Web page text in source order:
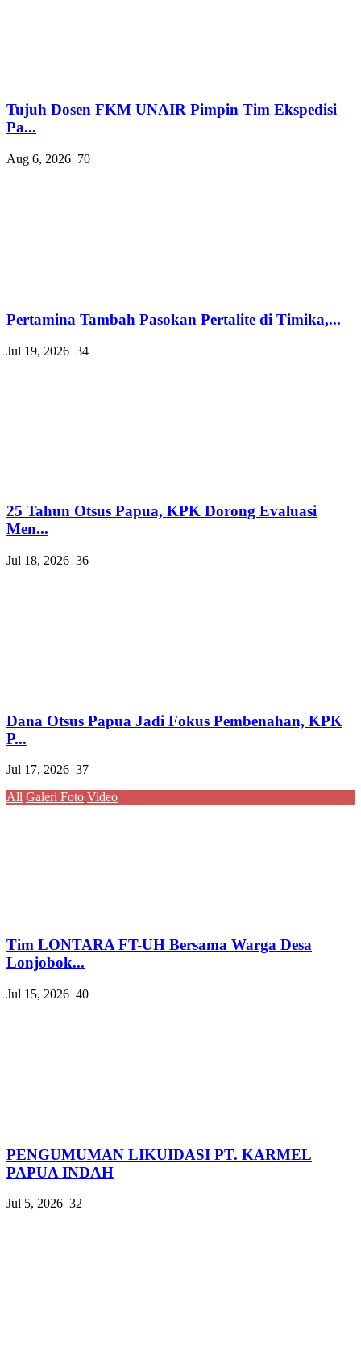
Tujuh Dosen FKM UNAIR Pimpin Tim Ekspedisi
Pa...
Aug 6, 2026 70
Pertamina Tambah Pasokan Pertalite di Timika,...
Jul 19, 2026 34
25 Tahun Otsus Papua, KPK Dorong Evaluasi
Men...
Jul 18, 2026 36
Dana Otsus Papua Jadi Fokus Pembenahan, KPK
P...
Jul 17, 2026 37
All Galeri Foto Video
Tim LONTARA FT-UH Bersama Warga Desa
Lonjobok...
Jul 15, 2026 40
PENGUMUMAN LIKUIDASI PT. KARMEL
PAPUA INDAH
Jul 5, 2026 32